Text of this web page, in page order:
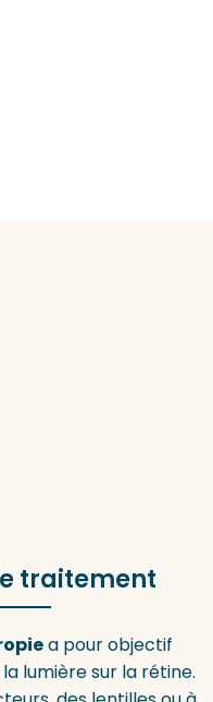
traitement
a pour objectif
lumière sur la rétine.